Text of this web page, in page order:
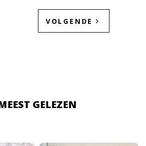
VOLGENDE
GELEZEN